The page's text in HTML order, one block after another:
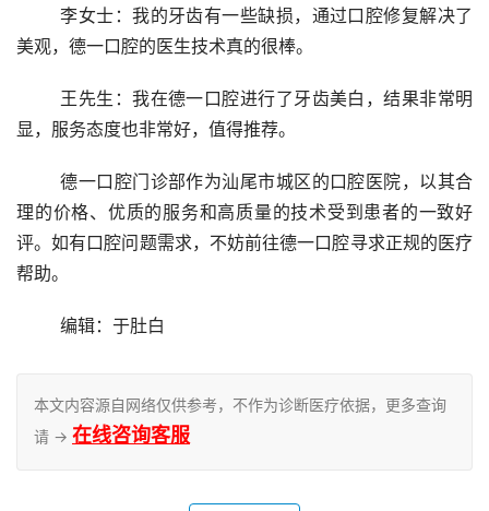
	李女士：我的牙齿有一些缺损，通过口腔修复解决了
美观，德一口腔的医生技术真的很棒。
显，服务态度也非常好，值得推荐。
	德一口腔门诊部作为汕尾市城区的口腔医院，以其合
理的价格、优质的服务和高质量的技术受到患者的一致好
评。如有口腔问题需求，不妨前往德一口腔寻求正规的医疗
帮助。
	编辑：于肚白
本文内容源自网络仅供参考，不作为诊断医疗依据，更多查询
请 → 在线咨询客服